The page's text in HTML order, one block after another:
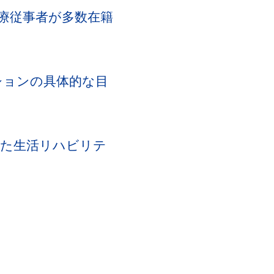
従事者が多数在籍
ンの具体的な目
生活リハビリテ